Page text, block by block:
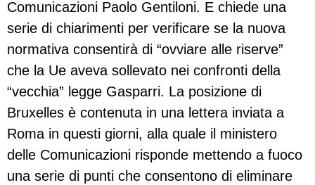
Comunicazioni Paolo Gentiloni. E chiede una
serie di chiarimenti per verificare se la nuova
normativa consentirà di “ovviare alle riserve”
che la Ue aveva sollevato nei confronti della
“vecchia” legge Gasparri. La posizione di
Bruxelles è contenuta in una lettera inviata a
Roma in questi giorni, alla quale il ministero
delle Comunicazioni risponde mettendo a fuoco
una serie di punti che consentono di eliminare